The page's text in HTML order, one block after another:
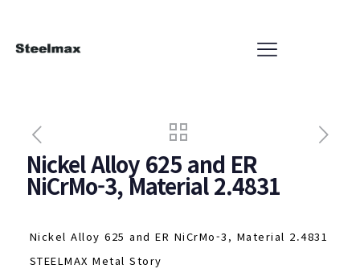
Nickel Alloy 625 and ER
NiCrMo-3, Material 2.4831
Nickel Alloy 625 and ER NiCrMo-3, Material 2.4831
STEELMAX Metal Story